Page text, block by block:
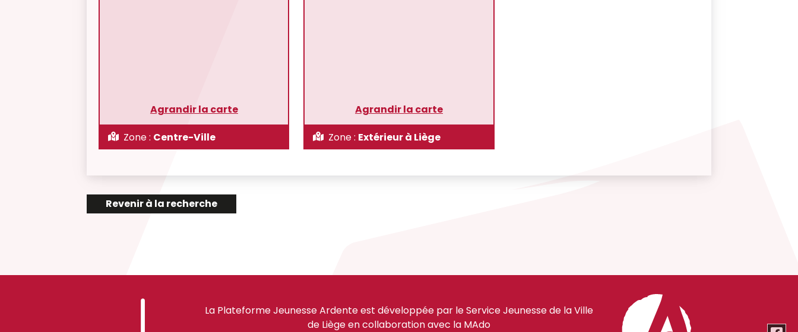
Agrandir la carte
Zone : Centre-Ville
Agrandir la carte
Zone : Extérieur à Liège
Revenir à la recherche
La Plateforme Jeunesse Ardente est développée par le Service Jeunesse de la Ville
de Liège en collaboration avec la MAdo